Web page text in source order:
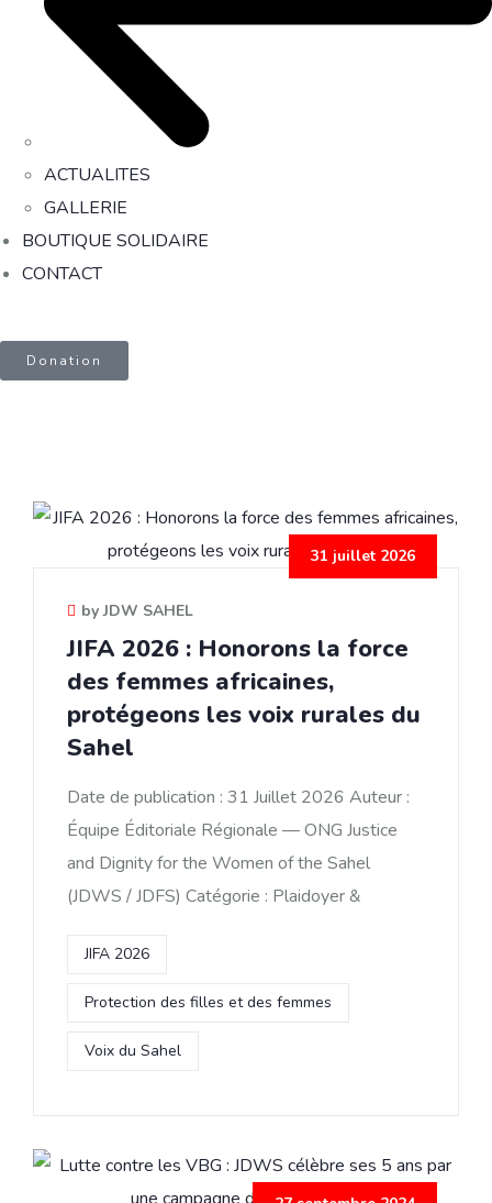
ACTUALITES
GALLERIE
BOUTIQUE SOLIDAIRE
CONTACT
Donation
31 juillet 2026
by JDW SAHEL
JIFA 2026 : Honorons la force
des femmes africaines,
protégeons les voix rurales du
Sahel
Date de publication : 31 Juillet 2026 Auteur :
Équipe Éditoriale Régionale — ONG Justice
and Dignity for the Women of the Sahel
(JDWS / JDFS) Catégorie : Plaidoyer &
JIFA 2026
Protection des filles et des femmes
Voix du Sahel